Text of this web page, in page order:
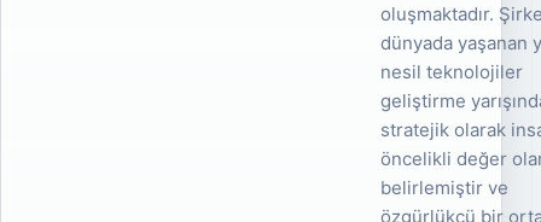
oluşmaktadır.
dünyada yaşanan
nesil teknolojiler
geliştirme
stratejik olarak
öncelikli değer
belirlemiştir ve
özgürlükçü bir